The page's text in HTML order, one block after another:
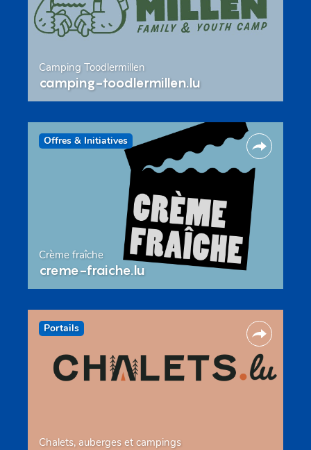
Camping Toodlermillen
camping-toodlermillen.lu
Offres & Initiatives
Crème fraîche
creme-fraiche.lu
Portails
Chalets, auberges et campings